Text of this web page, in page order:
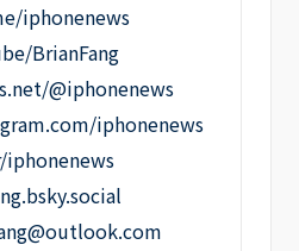
iphonenews
BrianFang
@iphonenews
iphonenews